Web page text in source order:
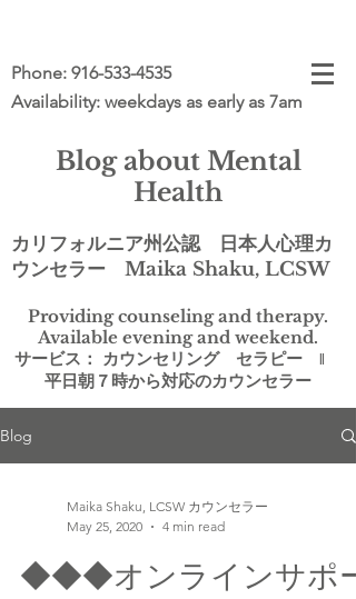
Availability: weekdays as early as 7am
Phone: 916-533-4535
Blog about Mental
Health
カリフォルニア州公認 日本人心理カ
ウンセラー Maika Shaku, LCSW
Providing counseling and therapy.
Available evening and weekend.
サービス： カウンセリング セラピー ‖
平日朝７時から対応のカウンセラー
Blog
Maika Shaku, LCSW カウンセラー
May 25, 2020
4 min read
◆◆◆オンラインサポー